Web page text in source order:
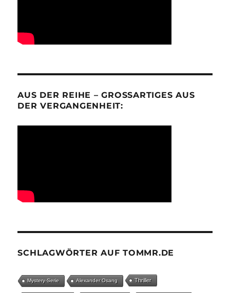
AUS DER REIHE – GROSSARTIGES AUS D
ER VERGANGENHEIT:
SCHLAGWÖRTER AUF TOMMR.DE
Mystery-Serie Alexander Osang Thriller